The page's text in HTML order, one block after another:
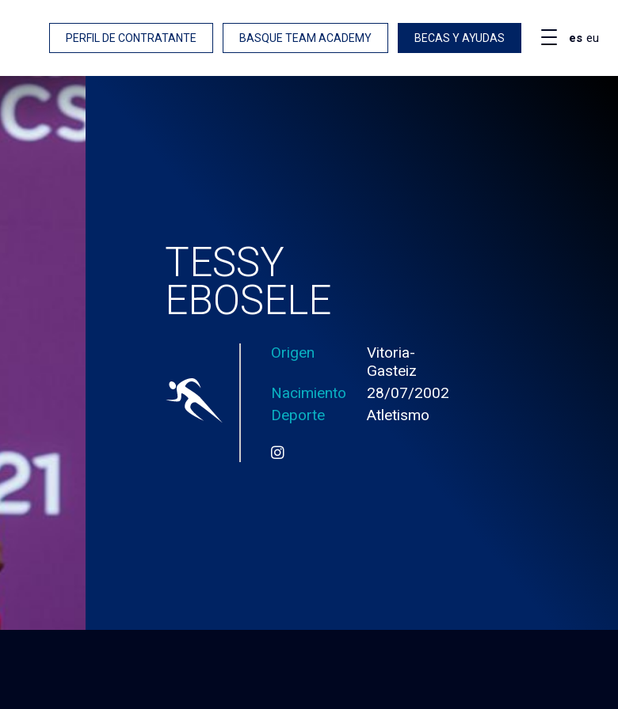
PERFIL DE CONTRATANTE BASQUE TEAM ACADEMY BECAS Y AYUDAS es eu
TESSY
EBOSELE
Origen
Vitoria-
Gasteiz
Nacimiento
28/07/2002
Deporte
Atletismo